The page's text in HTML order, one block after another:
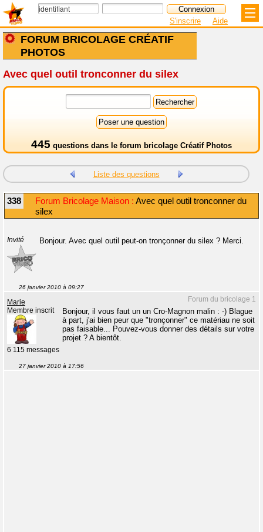
FORUM BRICOLAGE CRÉATIF
PHOTOS
S'inscrire Aide
Avec quel outil tronconner du silex
445 questions dans le forum bricolage Créatif Photos
Liste des questions
338 Forum Bricolage Maison : Avec quel outil tronconner du
silex
Invité Bonjour. Avec quel outil peut-on tronçonner du silex ? Merci.
26 janvier 2010 à 09:27
Forum du bricolage 1
Marie
Membre inscrit
6 115 messages
Bonjour, il vous faut un un Cro-Magnon malin : -) Blague
à part, j'ai bien peur que "tronçonner" ce matériau ne soit
pas faisable... Pouvez-vous donner des détails sur votre
projet ? A bientôt.
27 janvier 2010 à 17:56